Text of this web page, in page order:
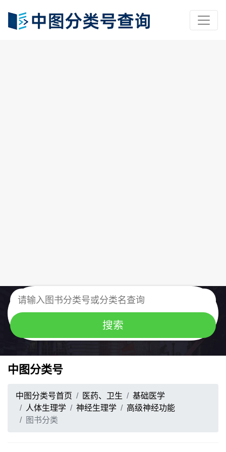
中图分类号
中图分类号首页 医药、卫生
基础医学
人体生理学
神经生理学
高级神经功能
图书分类